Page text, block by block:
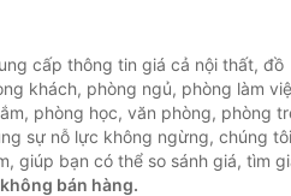
cấp thông tin giá cả nội thất, đồ
khách, phòng ngủ, phòng làm
phòng học, văn phòng, phòng
sự nỗ lực không ngừng, chúng
giúp bạn có thể so sánh giá, tìm
bán hàng.